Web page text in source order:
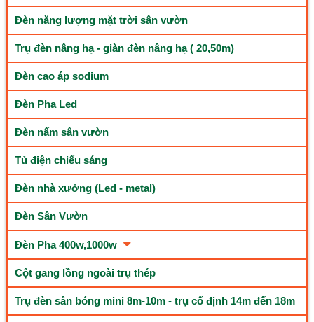
Đèn năng lượng mặt trời sân vườn
Trụ đèn nâng hạ - giàn đèn nâng hạ ( 20,50m)
Đèn cao áp sodium
Đèn Pha Led
Đèn nấm sân vườn
Tủ điện chiếu sáng
Đèn nhà xưởng (Led - metal)
Đèn Sân Vườn
Đèn Pha 400w,1000w
Cột gang lồng ngoài trụ thép
Trụ đèn sân bóng mini 8m-10m - trụ cố định 14m đến 18m